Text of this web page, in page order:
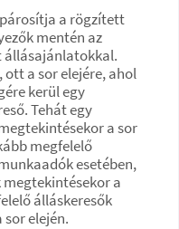
a rögzített
mentén az
állásajánlatokkal.
ott a sor elejére, ahol
kerül egy
Tehát egy
a sor
megfelelő
esetében,
a
álláskeresők
sor elején.